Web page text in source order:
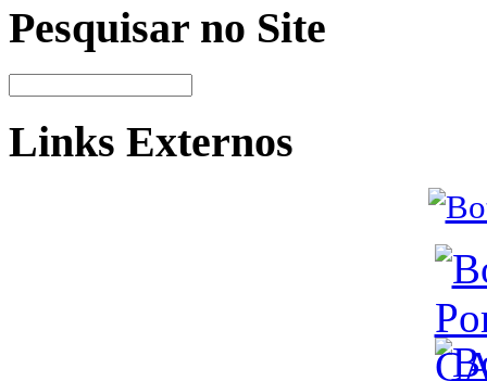
Pesquisar no Site
Links Externos